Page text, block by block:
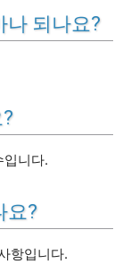
나 되나요?
입니다.
요?
항입니다.